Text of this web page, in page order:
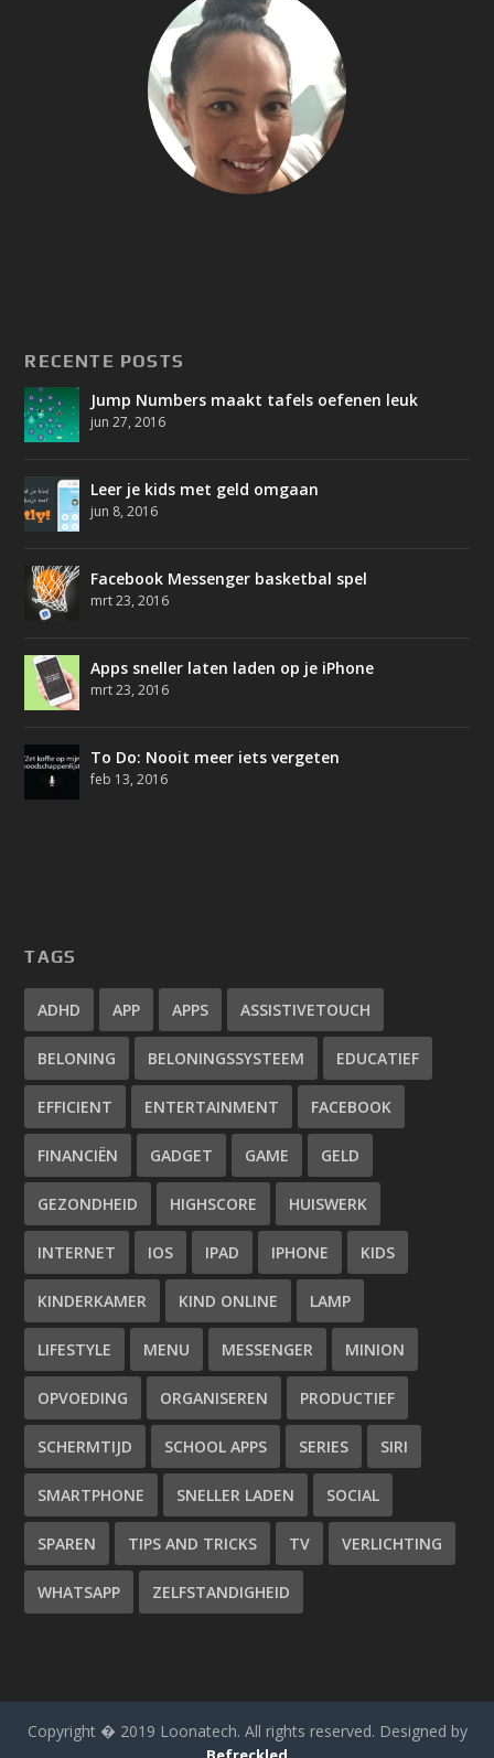
RECENTE POSTS
Jump Numbers maakt tafels oefenen leuk
jun 27, 2016
Leer je kids met geld omgaan
jun 8, 2016
Facebook Messenger basketbal spel
mrt 23, 2016
Apps sneller laten laden op je iPhone
mrt 23, 2016
To Do: Nooit meer iets vergeten
feb 13, 2016
TAGS
ADHD APP APPS ASSISTIVETOUCH
BELONING BELONINGSSYSTEEM EDUCATIEF
EFFICIENT ENTERTAINMENT FACEBOOK
FINANCIËN GADGET GAME GELD
GEZONDHEID HIGHSCORE HUISWERK
INTERNET IOS IPAD IPHONE KIDS
KINDERKAMER KIND ONLINE LAMP
LIFESTYLE MENU MESSENGER MINION
OPVOEDING ORGANISEREN PRODUCTIEF
SCHERMTIJD SCHOOL APPS SERIES SIRI
SMARTPHONE SNELLER LADEN SOCIAL
SPAREN TIPS AND TRICKS TV VERLICHTING
WHATSAPP ZELFSTANDIGHEID
Copyright � 2019 Loonatech. All rights reserved. Designed by